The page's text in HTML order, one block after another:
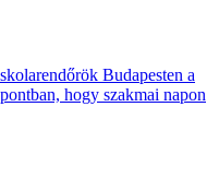
Budapesten a
hogy szakmai napon